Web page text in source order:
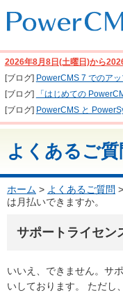
2026年8月8日(土曜日)から
[ブログ] PowerCMS 7 でのア
[ブログ]
「はじめての
[ブログ] PowerCMS と
よくあるご質
ホーム > よくあるご質問 >
は月払いできますか。
サポートライセン
いいえ、できません。サ
いしております。 ただし